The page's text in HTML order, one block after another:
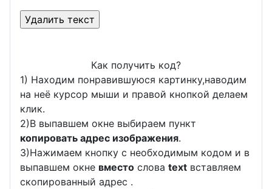
Как получить код?
1) Находим понравившуюся картинку,наводим
на неё курсор мыши и правой кнопкой делаем
клик.
2)В выпавшем окне выбираем пункт
копировать адрес изображения.
3)Нажимаем кнопку с необходимым кодом и в
выпавшем окне вместо слова text вставляем
скопированный адрес .